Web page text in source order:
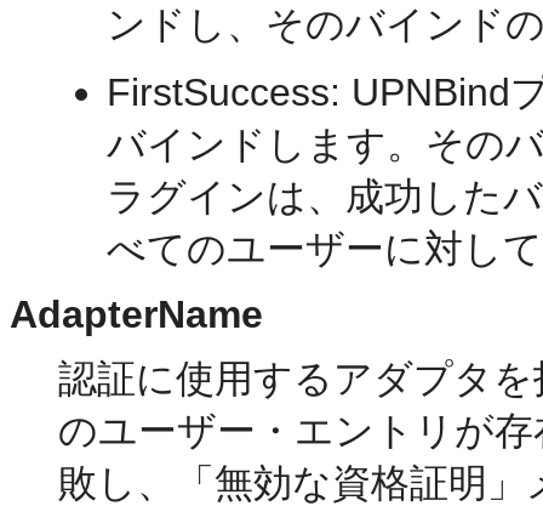
ンドし、そのバインド
FirstSuccess: UPNBind
バインドします。その
ラグインは、成功した
べてのユーザーに対し
AdapterName
認証に使用するアダプタ
のユーザー・エントリが
敗し、「無効な資格証明